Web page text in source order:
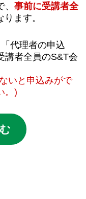
事前に受講者全
ます。
代理者の申込
講者全員のS&T会
いと申込みがで
。)